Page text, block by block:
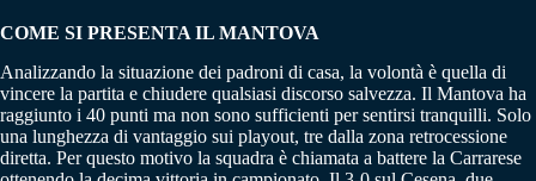
COME SI PRESENTA IL MANTOVA
Analizzando la situazione dei padroni di casa, la volontà è quella di
vincere la partita e chiudere qualsiasi discorso salvezza. Il Mantova ha
raggiunto i 40 punti ma non sono sufficienti per sentirsi tranquilli. Solo
una lunghezza di vantaggio sui playout, tre dalla zona retrocessione
diretta. Per questo motivo la squadra è chiamata a battere la Carrarese